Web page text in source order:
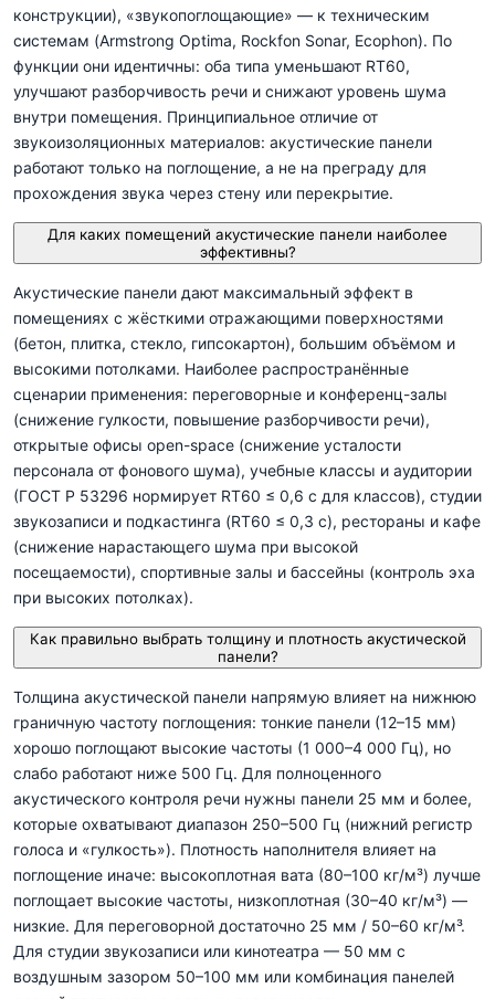
конструкции), «звукопоглощающие» — к техническим
системам (Armstrong Optima, Rockfon Sonar, Ecophon). По
функции они идентичны: оба типа уменьшают RT60,
улучшают разборчивость речи и снижают уровень шума
внутри помещения. Принципиальное отличие от
звукоизоляционных материалов: акустические панели
работают только на поглощение, а не на преграду для
прохождения звука через стену или перекрытие.
Для каких помещений акустические панели наиболее
эффективны?
Акустические панели дают максимальный эффект в
помещениях с жёсткими отражающими поверхностями
(бетон, плитка, стекло, гипсокартон), большим объёмом и
высокими потолками. Наиболее распространённые
сценарии применения: переговорные и конференц-залы
(снижение гулкости, повышение разборчивости речи),
открытые офисы open-space (снижение усталости
персонала от фонового шума), учебные классы и аудитории
(ГОСТ Р 53296 нормирует RT60 ≤ 0,6 с для классов), студии
звукозаписи и подкастинга (RT60 ≤ 0,3 с), рестораны и кафе
(снижение нарастающего шума при высокой
посещаемости), спортивные залы и бассейны (контроль эха
при высоких потолках).
Как правильно выбрать толщину и плотность акустической
панели?
Толщина акустической панели напрямую влияет на нижнюю
граничную частоту поглощения: тонкие панели (12–15 мм)
хорошо поглощают высокие частоты (1 000–4 000 Гц), но
слабо работают ниже 500 Гц. Для полноценного
акустического контроля речи нужны панели 25 мм и более,
которые охватывают диапазон 250–500 Гц (нижний регистр
голоса и «гулкость»). Плотность наполнителя влияет на
поглощение иначе: высокоплотная вата (80–100 кг/м³) лучше
поглощает высокие частоты, низкоплотная (30–40 кг/м³) —
низкие. Для переговорной достаточно 25 мм / 50–60 кг/м³.
Для студии звукозаписи или кинотеатра — 50 мм с
воздушным зазором 50–100 мм или комбинация панелей